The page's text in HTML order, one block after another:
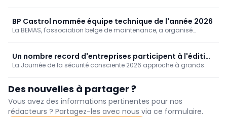
Laurens Joosten qui a remporté le prix.
BP Castrol nommée équipe technique de l'année 2026
La BEMAS, l'association belge de maintenance, a organisé
équipe technique de l'année 2026 par le jury.
Un nombre record d'entreprises participent à l'édition
anniversaire de la journée "Consciously Safe".
La Journée de la sécurité consciente 2026 approche à grands
maintenance accorderont une attention particulière à la sécurité
et à la santé au travail. Le compteur du nombre de participants
s'élève à près de 1 100 entreprises.
Des nouvelles à partager ?
Vous avez des informations pertinentes pour nos
rédacteurs ? Partagez-les avec nous via ce formulaire.